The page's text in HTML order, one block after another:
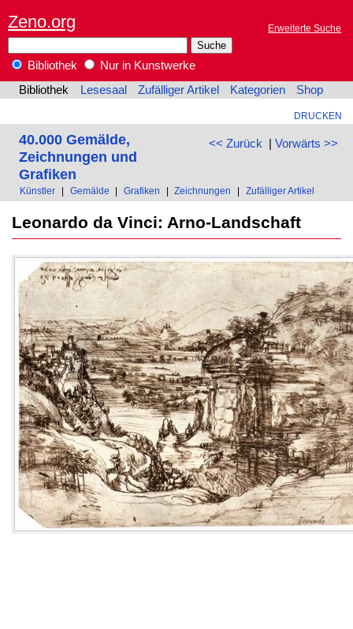
Zeno.org Erweiterte Suche
Bibliothek
Nur in Kunstwerke
Bibliothek
Lesesaal Zufälliger Artikel Kategorien Shop
DRUCKEN
<< Zurück | Vorwärts >>
40.000 Gemälde,
Zeichnungen und
Grafiken
Künstler Gemälde Grafiken Zeichnungen Zufälliger Artikel
Leonardo da Vinci: Arno-Landschaft